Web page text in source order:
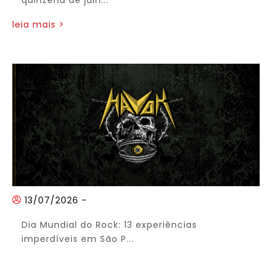
leia mais >
13/07/2026 -
Dia Mundial do Rock: 13 experiências
imperdíveis em São P...